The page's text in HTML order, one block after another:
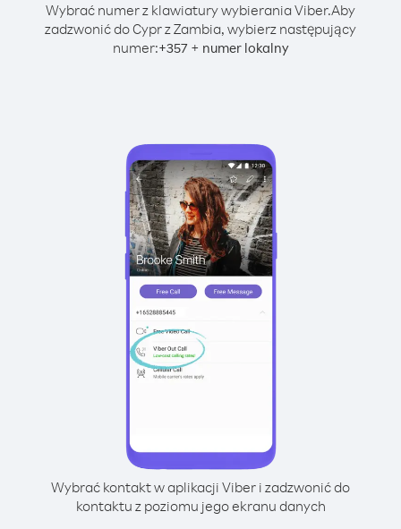
Wybrać numer z klawiatury wybierania Viber.Aby
zadzwonić do Cypr z Zambia, wybierz następujący
numer:+357+ numer lokalny
Wybrać kontakt w aplikacji Viber i zadzwonić do
kontaktu z poziomu jego ekranu danych